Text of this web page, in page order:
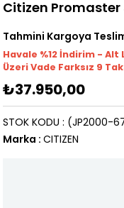
Citizen Promaster
Tahmini Kargoya
Havale %12 İndirim - Alt
Üzeri Vade Farksız 9
₺37.950,00
(JP2000-
STOK KODU
Marka : CITIZEN